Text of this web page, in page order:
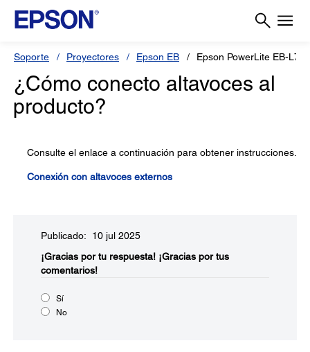
Soporte Proyectores Epson EB Epson PowerLite EB-
¿Cómo conecto altavoces al
producto?
Consulte el enlace a continuación para obtener instrucciones.
Conexión con altavoces externos
Publicado: 10 jul 2025
¡Gracias por tu respuesta! ¡Gracias por tus
comentarios!
Sí
No